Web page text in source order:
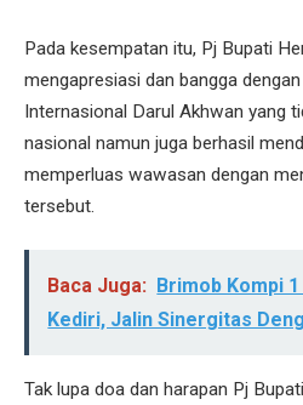
Pada kesempatan itu, Pj Bupati
mengapresiasi dan bangga
Internasional Darul Akhwan yang
nasional namun juga berhasil
memperluas wawasan dengan
tersebut.
Baca Juga: Brimob Kompi
Kediri, Jalin Sinergitas
Tak lupa doa dan harapan Pj